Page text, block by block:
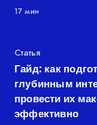
17 мин
Категория
Статья
Гайд: как
глубинным
провести их
эффективно